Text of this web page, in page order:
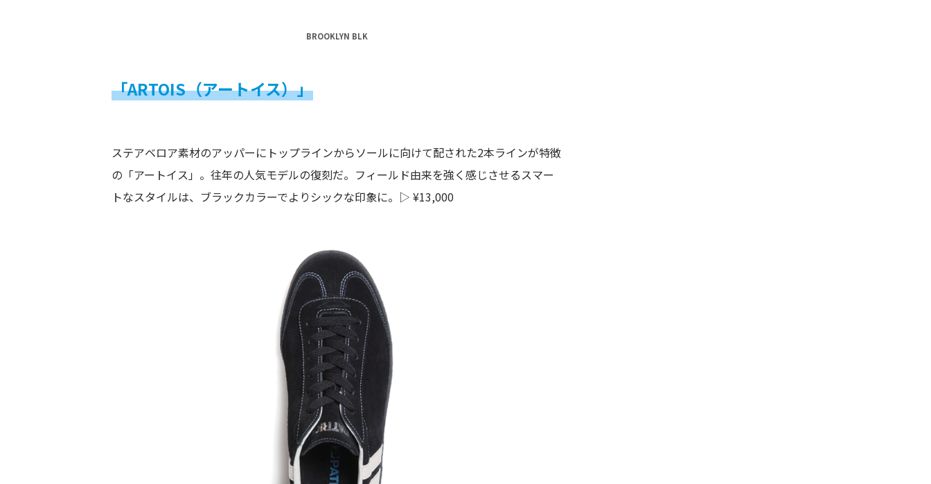
BROOKLYN BLK
「ARTOIS（アートイス）」
ステアベロア素材のアッパーにトップラインからソールに向けて配された2本ラインが特徴
の「アートイス」。往年の人気モデルの復刻だ。フィールド由来を強く感じさせるスマー
トなスタイルは、ブラックカラーでよりシックな印象に。▷ ¥13,000